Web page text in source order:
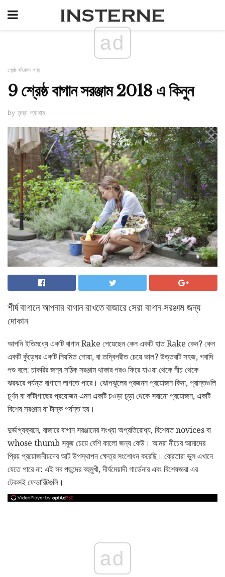
ad
শ্রেষ্ঠ বহিরঙ্গন পণ্য
9 শ্রেষ্ঠ বাগান সরঞ্জাম 2018 এ কিনুন
by সন্দ্রা ল্যাথাম
শীর্ষ বাগানে আপনার বাগান রাখতে বাজারে সেরা বাগান সরঞ্জাম জন্য
দোকান
আপনি ইতিমধ্যে একটি বাগান Rake পেয়েছেন কেন একটি হাত Rake কেন? কেন
একটি কুঁড়েঘর একটি নিয়মিত শোয়া, বা তদ্বিপরীত চেয়ে ভাল? উত্তরটি সহজ, গবাদি
পশু বলে: চাকরির জন্য সঠিক সরঞ্জাম থাকার পরও ফিরে যাওয়া থেকে নীচ থেকে
ঝরঝরে পর্যন্ত বাগানে লাগতে পারে। ঝোপঝুলের প্রজনন প্রয়োজন কিনা, প্রান্তগুলি
চূর্ণন বা কাঁটাগাছের প্রয়োজন এমন একটি চওড়া চূড়া থেকে সরানো প্রয়োজন, একটি
বিশেষ সরঞ্জাম যা টাস্ক পর্যন্ত হয়।
দুর্ভাগ্যক্রমে, বাজারে বাগান সরঞ্জামের সংখ্যা অপ্রতিরোধ্য, বিশেষত novices বা
whose thumb সবুজ চেয়ে বেশি কালো জন্য কেউ। আমরা নীচের আমাদের
প্রিয় প্রয়োজনীয়দের আট উপস্থাপন ক্ষেত্র সংশোধন করেছি। ক্রেতারা ভুল এখানে
যেতে পারে না: এই সব পছন্দের বহুমুখী, দীর্ঘমেয়াদী গার্ডেনার এবং বিশেষজ্ঞরা এর
টেকসই ফেভারিটগুলি।
ad